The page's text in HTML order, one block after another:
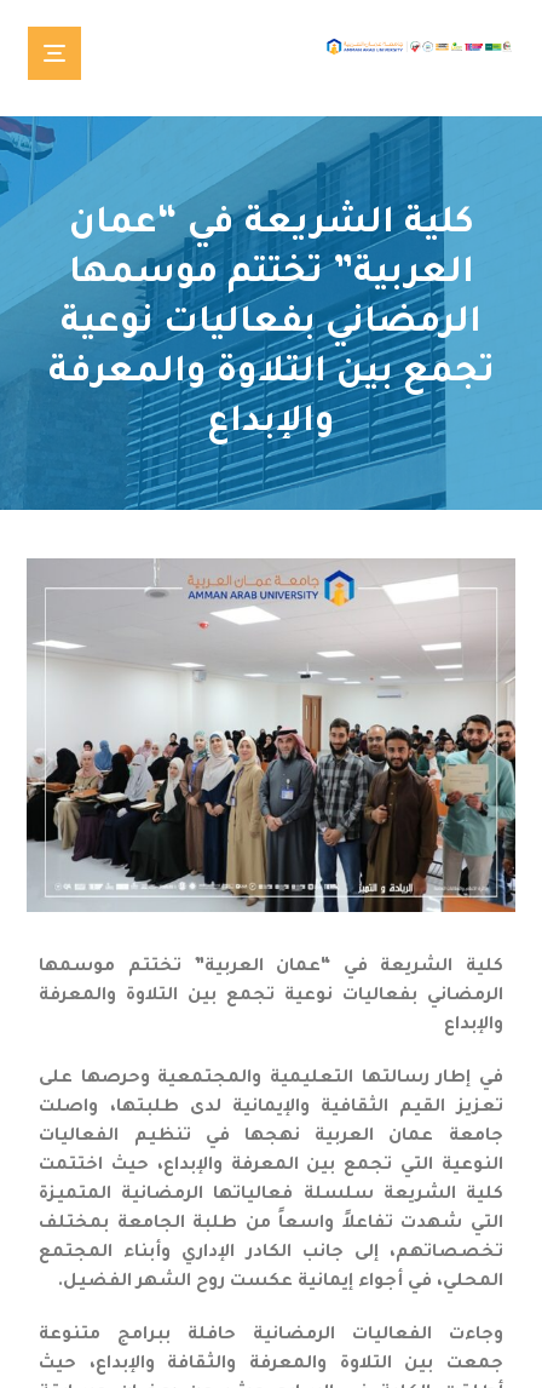
كلية الشريعة في “عمان
العربية” تختتم موسمها
الرمضاني بفعاليات نوعية
تجمع بين التلاوة والمعرفة
والإبداع
كلية الشريعة في “عمان العربية” تختتم موسمها
الرمضاني بفعاليات نوعية تجمع بين التلاوة والمعرفة
والإبداع
في إطار رسالتها التعليمية والمجتمعية وحرصها على
تعزيز القيم الثقافية والإيمانية لدى طلبتها، واصلت
جامعة عمان العربية نهجها في تنظيم الفعاليات
النوعية التي تجمع بين المعرفة والإبداع، حيث اختتمت
كلية الشريعة سلسلة فعالياتها الرمضانية المتميزة
التي شهدت تفاعلاً واسعاً من طلبة الجامعة بمختلف
تخصصاتهم، إلى جانب الكادر الإداري وأبناء المجتمع
المحلي، في أجواء إيمانية عكست روح الشهر الفضيل.
وجاءت الفعاليات الرمضانية حافلة ببرامج متنوعة
جمعت بين التلاوة والمعرفة والثقافة والإبداع، حيث